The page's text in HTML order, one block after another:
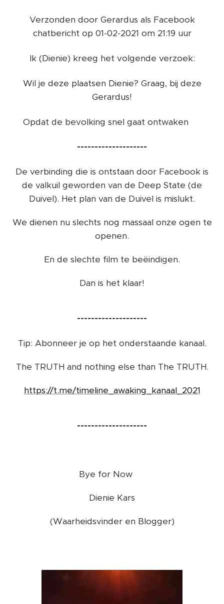
Verzonden door Gerardus als Facebook
chatbericht op 01-02-2021 om 21:19 uur
Ik (Dienie) kreeg het volgende verzoek:
Wil je deze plaatsen Dienie? Graag, bij deze
Gerardus!
Opdat de bevolking snel gaat ontwaken 🙏
--------------------
De verbinding die is ontstaan door Facebook is
de valkuil geworden van de Deep State (de
Duivel). Het plan van de Duivel is mislukt.
We dienen nu slechts nog massaal onze ogen te
openen.
En de slechte film te beëindigen.
Dan is het klaar!
--------------------
Tip: Abonneer je op het onderstaande kanaal.
The TRUTH and nothing else than The TRUTH.
https://t.me/timeline_awaking_kanaal_2021
--------------------
Bye for Now ❤️
Dienie Kars
(Waarheidsvinder en Blogger)